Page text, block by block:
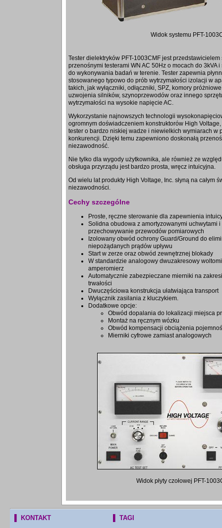
Widok systemu PFT-
Tester dielektryków PFT-1003CMF jest przedstawicielem
przenośnymi testerami WN AC 50Hz o mocach do 3kVA
do wykonywania badań w terenie. Tester zapewnia
stosowanego typowo do prób wytrzymałości izolacji w
takich, jak wyłączniki, odłączniki, SPZ, komory
uzwojenia silników, szynoprzewodów oraz innego
wytrzymałości na wysokie napięcie AC.
Wykorzystanie najnowszych technologii
ogromnym doświadczeniem konstruktorów High
tester o bardzo niskiej wadze i niewielkich wymiarach w
konkurencji. Dzięki temu zapewniono doskonałą
niezawodność.
Nie tylko dla wygody użytkownika, ale również ze
obsługa przyrządu jest bardzo prosta, wręcz intuicyjna.
Od wielu lat produkty High Voltage, Inc. słyną na całym
niezawodności.
Cechy szczególne
Proste, ręczne sterowanie dla zapewnienia
Solidna obudowa z amortyzowanymi uchwytami
przechowywanie przewodów pomiarowych
Izolowany obwód ochrony Guard/Ground do
niepożądanych prądów upływu
Start w zerze oraz obwód zewnętrznej blokady
W standardzie analogowy dwuzakresowy
amperomierz
Automatycznie zabezpieczane mierniki na
trwałości
Dwuczęściowa konstrukcja ułatwiająca transport
Wyłącznik zasilania z kluczykiem.
Dodatkowe opcje:
Obwód dopalania do lokalizacji miejsca
Montaż na ręcznym wózku
Obwód kompensacji obciążenia
Mierniki cyfrowe zamiast analogowych
Widok płyty czołowej PFT-
▌ KONTAKT
▌ TAGI